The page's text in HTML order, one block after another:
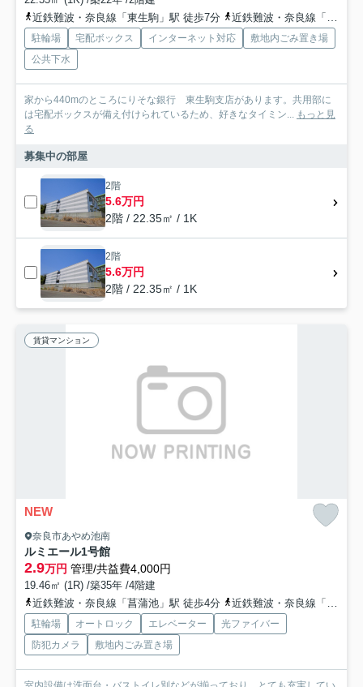
近鉄難波・奈良線「東生駒」駅 徒歩7分
近鉄難波・奈良線「生駒」駅 徒歩16分
駐輪場 宅配ボックス インターネット対応
敷地内ごみ置き場
公共下水
家から440mのところにりそな銀行 東生駒支店があります。共用部に
は宅配ボックスが備え付けられているため、好きなタイミン...
もっと見
る
募集中の部屋
2階
5.6万円
2階 / 22.35㎡ / 1K
2階
5.6万円
2階 / 22.35㎡ / 1K
賃貸マンション
NEW
奈良市あやめ池南
ルミエール1号館
2.9万円 管理/共益費4,000円
19.46㎡ (1R) /築35年 /4階建
近鉄難波・奈良線「菖蒲池」駅 徒歩4分
近鉄難波・奈良線「学園前」駅 徒歩15分
駐輪場 オートロック エレベーター
光ファイバー
防犯カメラ
敷地内ごみ置き場